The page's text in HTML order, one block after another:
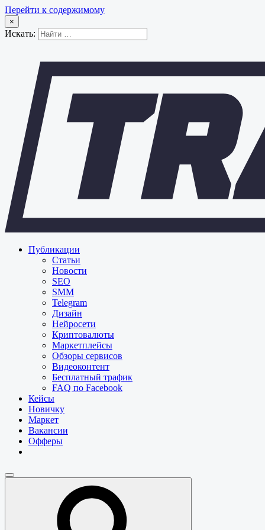
Перейти к содержимому
×
Искать:
Публикации
Статьи
Новости
SEO
SMM
Telegram
Дизайн
Нейросети
Криптовалюты
Маркетплейсы
Обзоры сервисов
Видеоконтент
Бесплатный трафик
FAQ по Facebook
Кейсы
Новичку
Маркет
Вакансии
Офферы